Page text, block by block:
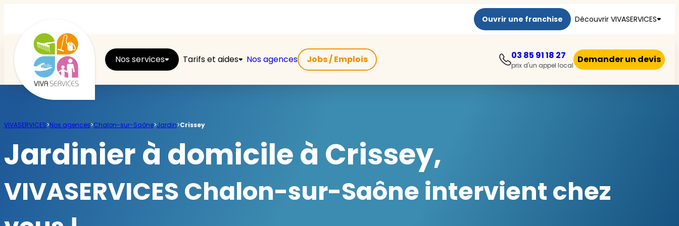
Ouvrir une franchise Découvrir VIVASERVICES
Nos services Tarifs et aides Nos agences Jobs / Emplois 03 85 91 18 27
prix d'un appel local
Demander un devis
Repassage
Jardin
Brico
VIVASERVICES>Nos agences>Chalon-sur-Saône>Jardin>Crissey
Jardinier à domicile à Crissey,
VIVASERVICES Chalon-sur-Saône intervient chez